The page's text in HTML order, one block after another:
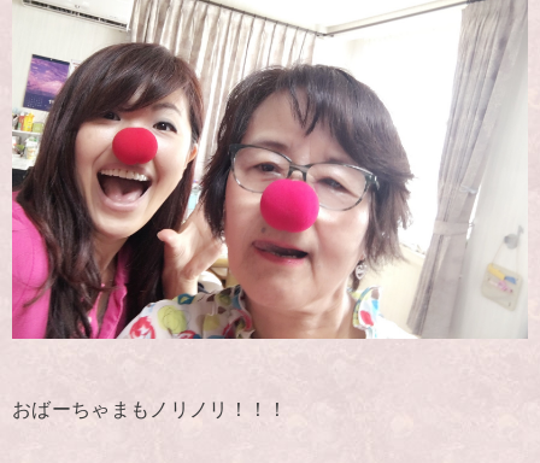
おばーちゃまもノリノリ！！！